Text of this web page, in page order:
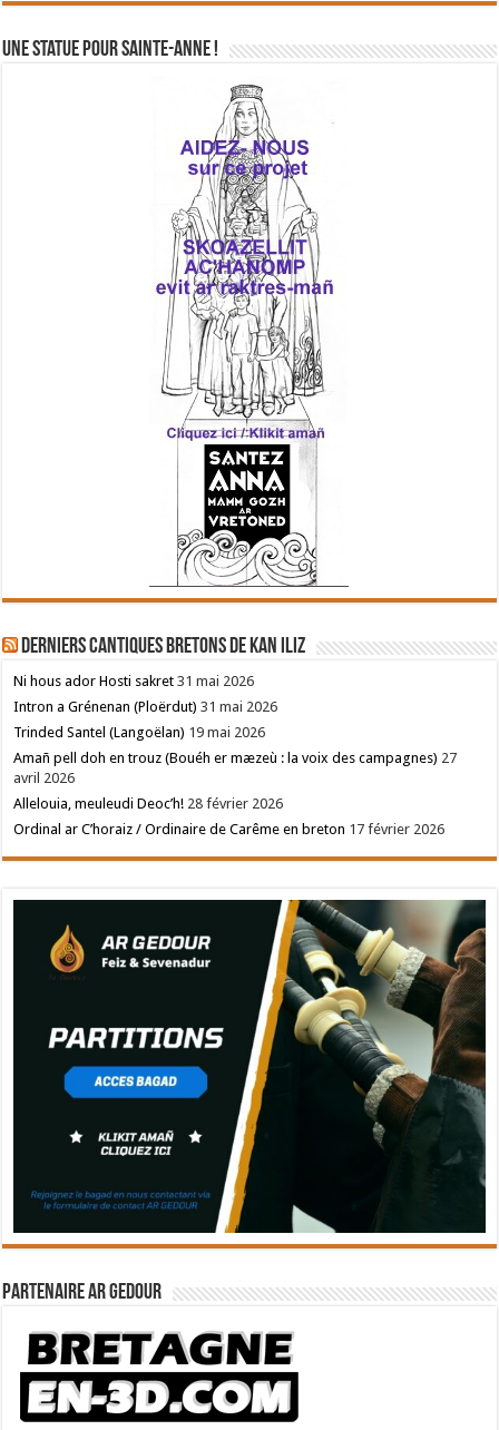
Une statue pour Sainte-Anne !
Derniers cantiques bretons de Kan Iliz
Ni hous ador Hosti sakret 31 mai 2026
Intron a Grénenan (Ploërdut) 31 mai 2026
Trinded Santel (Langoëlan) 19 mai 2026
Amañ pell doh en trouz (Bouéh er mæzeù : la voix des campagnes) 27
avril 2026
Allelouia, meuleudi Deoc’h! 28 février 2026
Ordinal ar C’horaiz / Ordinaire de Carême en breton 17 février 2026
Partenaire Ar Gedour